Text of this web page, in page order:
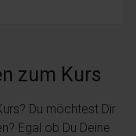
zum Kurs
Du möchtest Dir
Egal ob Du Deine